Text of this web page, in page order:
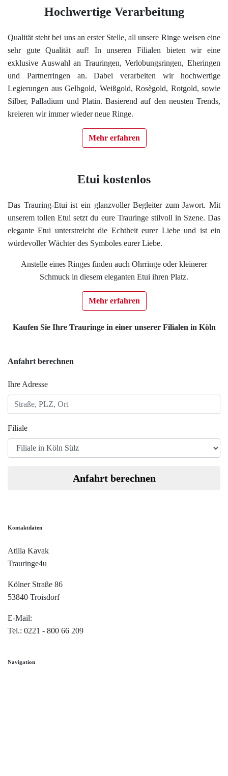
Hochwertige Verarbeitung
Qualität steht bei uns an erster Stelle, all unsere Ringe weisen eine
sehr gute Qualität auf! In unseren Filialen bieten wir eine
exklusive Auswahl an Trauringen, Verlobungsringen, Eheringen
und Partnerringen an. Dabei verarbeiten wir hochwertige
Legierungen aus Gelbgold, Weißgold, Rosègold, Rotgold, sowie
Silber, Palladium und Platin. Basierend auf den neusten Trends,
kreieren wir immer wieder neue Ringe.
Mehr erfahren
Etui kostenlos
Das Trauring-Etui ist ein glanzvoller Begleiter zum Jawort. Mit
unserem tollen Etui setzt du eure Trauringe stilvoll in Szene. Das
elegante Etui unterstreicht die Echtheit eurer Liebe und ist ein
würdevoller Wächter des Symboles eurer Liebe.
Anstelle eines Ringes finden auch Ohrringe oder kleinerer
Schmuck in diesem eleganten Etui ihren Platz.
Mehr erfahren
Kaufen Sie Ihre Trauringe in einer unserer Filialen in Köln
Anfahrt berechnen
Ihre Adresse
Filiale
Anfahrt berechnen
Kontaktdaten
Atilla Kavak
Trauringe4u
Kölner Straße 86
53840 Troisdorf
E-Mail:
Tel.: 0221 - 800 66 209
Navigation